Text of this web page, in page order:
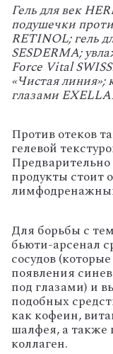
Гель для век
подушечки
RETINOL; гель
SESDERMA;
Force Vital
«Чистая линия»;
глазами
Против отеков
гелевой
продукты стоит
Для борьбы с
бьюти-арсенал
сосудов
появления
под глазами) и
подобных
как кофеин,
шалфея, а также
коллаген.